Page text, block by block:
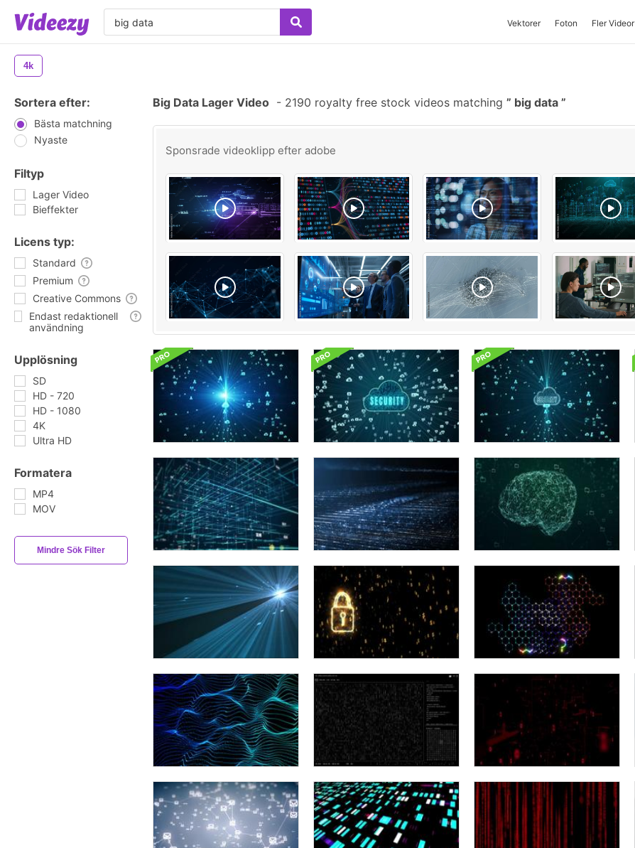
Vektorer Foton Fler Videor
4k
Sortera efter:
Bästa matchning
Nyaste
Filtyp
Lager Video
Bieffekter
Licens typ:
Standard
Premium
Creative Commons
Endast redaktionell
användning
Upplösning
SD
HD - 720
HD - 1080
4K
Ultra HD
Formatera
MP4
MOV
Mindre Sök Filter
Big Data Lager Video - 2190 royalty free stock videos matching big data
Sponsrade videoklipp efter adobe